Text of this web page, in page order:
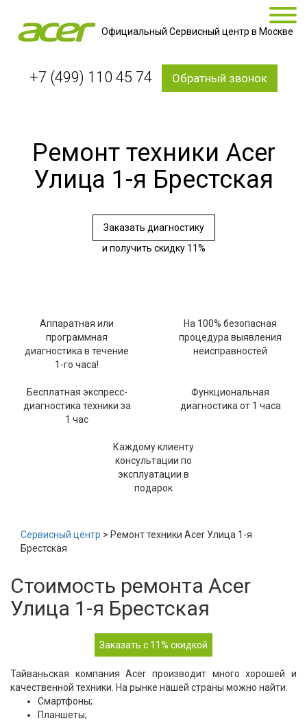
Официальный Сервисный центр в Москве
+7 (499) 110 45 74 Обратный звонок
Ремонт техники Acer
Улица 1-я Брестская
Заказать диагностику
и получить скидку 11%
Аппаратная или
программная
диагностика в течение
1-го часа!
На 100% безопасная
процедура выявления
неисправностей
Бесплатная экспресс-
диагностика техники за
1 час
Функциональная
диагностика от 1 часа
Каждому клиенту
консультации по
эксплуатации в
подарок
Сервисный центр > Ремонт техники Acer Улица 1-я
Брестская
Стоимость ремонта Acer
Улица 1-я Брестская
Заказать с 11% скидкой
Тайваньская компания Acer производит много хорошей и
качественной техники. На рынке нашей страны можно найти:
Смартфоны;
Планшеты;